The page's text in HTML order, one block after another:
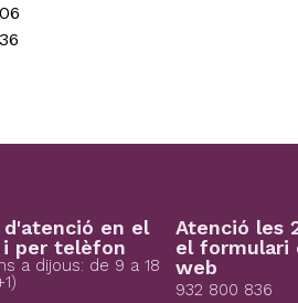
d'atenció en el
i per telèfon
a dijous: de 9 a 18
Atenció les
el formulari
web
932 800 836